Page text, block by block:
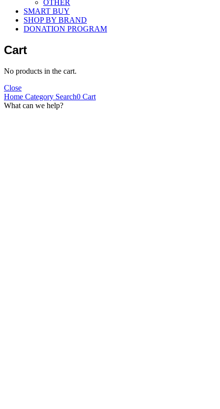
OTHER
SMART BUY
SHOP BY BRAND
DONATION PROGRAM
Cart
No products in the cart.
Close
Home Category Search0 Cart
What can we help?